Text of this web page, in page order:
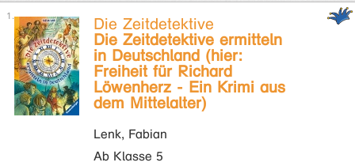
Die Zeitdetektive
Die Zeitdetektive ermitteln
in Deutschland (hier:
Freiheit für Richard
Löwenherz - Ein Krimi aus
dem Mittelalter)
Lenk, Fabian
Ab Klasse 5